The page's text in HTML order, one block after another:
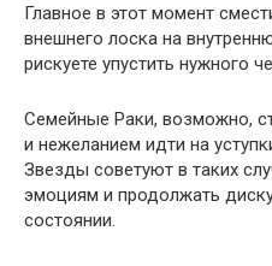
Главное в этот момент
внешнего лоска на
рискуете упустить нужного
Семейные Раки, возможно,
и нежеланием идти на
Звезды советуют в таких
эмоциям и продолжать
состоянии.